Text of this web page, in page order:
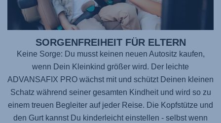
SORGENFREIHEIT FÜR ELTERN
Keine Sorge: Du musst keinen neuen Autositz kaufen,
wenn Dein Kleinkind größer wird. Der leichte
ADVANSAFIX PRO wächst mit und schützt Deinen kleinen
Schatz während seiner gesamten Kindheit und wird so zu
einem treuen Begleiter auf jeder Reise. Die Kopfstütze und
den Gurt kannst Du kinderleicht einstellen - selbst wenn